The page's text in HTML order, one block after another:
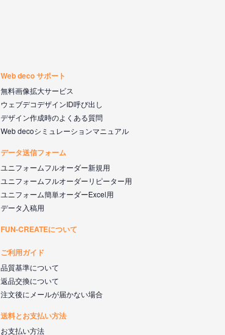
Web deco サポート
無料画像拡大サービス
ウェブデコデザインID呼び出し
デザイン作成時のよくある質問
Web decoシミュレーションマニュアル
データ送信フォーム
ユニフォームフルオーダー新規用
ユニフォームフルオーダーリピーター用
ユニフォーム簡単オーダーExcel用
データ入稿用
FUN-CREATEについて
ご利用ガイド
品質基準について
返品交換について
注文後にメールが届かない場合
送料とお支払い方法
お支払い方法